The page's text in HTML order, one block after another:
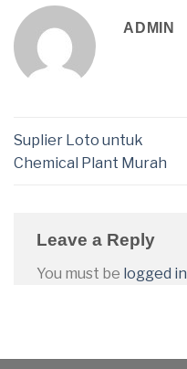
ADMIN
Suplier Loto untuk
Chemical Plant Murah
Leave a Reply
You must be logged in